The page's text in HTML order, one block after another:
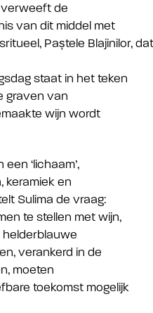
verweeft de
van dit middel met
Paștele Blajinilor, dat
staat in het teken
graven van
wijn wordt
‘lichaam’,
keramiek en
Sulima de vraag:
te stellen met wijn,
verankerd in de
moeten
toekomst mogelijk